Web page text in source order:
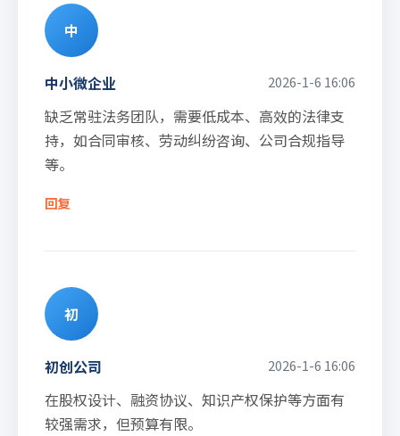
中
中小微企业 2026-1-6 16:06
缺乏常驻法务团队，需要低成本、高效的法律支
持，如合同审核、劳动纠纷咨询、公司合规指导
等。
回复
初
初创公司 2026-1-6 16:06
在股权设计、融资协议、知识产权保护等方面有
较强需求，但预算有限。